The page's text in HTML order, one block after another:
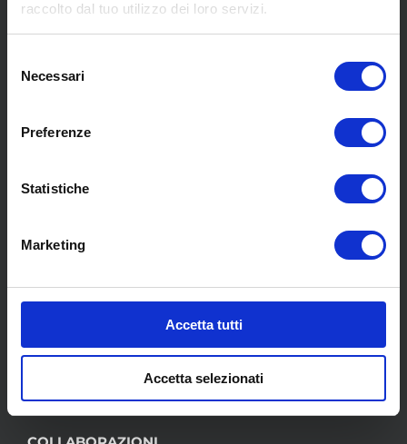
raccolto dal tuo utilizzo dei loro servizi.
delNecessari
Preferenze
Statistiche
Marketing
Accetta tutti
Accetta selezionati
Chi siamo
Meccanica
Convenzioni
Whisteblowing D.Lgs 24/2023
Promozioni